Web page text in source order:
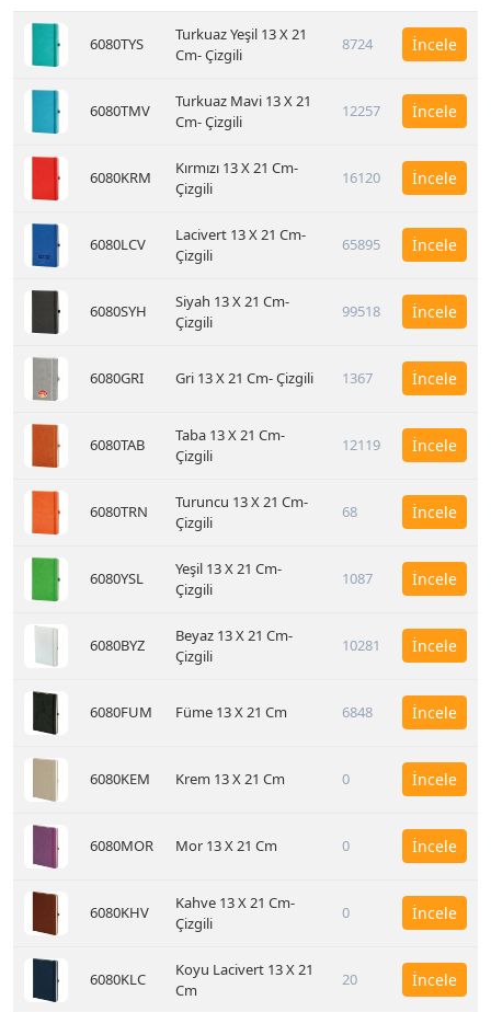
6080TYS
Turkuaz Yeşil 13 X 21
Cm- Çizgili
8724 İncele
6080TMV
Turkuaz Mavi 13 X 21
Cm- Çizgili
12257 İncele
6080KRM
Kırmızı 13 X 21 Cm-
Çizgili
16120 İncele
6080LCV
Lacivert 13 X 21 Cm-
Çizgili
65895 İncele
6080SYH
Siyah 13 X 21 Cm-
Çizgili
99518 İncele
6080GRI Gri 13 X 21 Cm- Çizgili 1367 İncele
6080TAB
Taba 13 X 21 Cm-
Çizgili
12119 İncele
6080TRN
Turuncu 13 X 21 Cm-
Çizgili
68 İncele
6080YSL
Yeşil 13 X 21 Cm-
Çizgili
1087 İncele
6080BYZ
Beyaz 13 X 21 Cm-
Çizgili
10281 İncele
6080FUM Füme 13 X 21 Cm 6848 İncele
6080KEM Krem 13 X 21 Cm 0 İncele
6080MOR Mor 13 X 21 Cm 0 İncele
6080KHV
Kahve 13 X 21 Cm-
Çizgili
0 İncele
6080KLC
Koyu Lacivert 13 X 21
Cm
20 İncele